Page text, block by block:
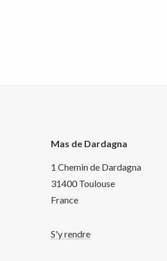
Mas de Dardagna
1 Chemin de Dardagna
31400 Toulouse
France
S'y rendre